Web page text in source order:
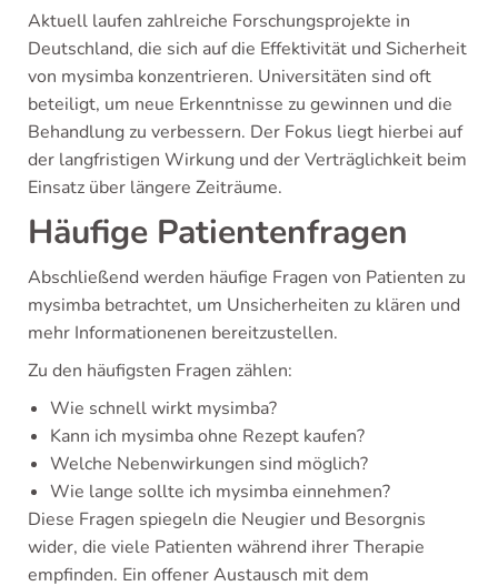
Aktuell laufen zahlreiche Forschungsprojekte in
Deutschland, die sich auf die Effektivität und Sicherheit
von mysimba konzentrieren. Universitäten sind oft
beteiligt, um neue Erkenntnisse zu gewinnen und die
Behandlung zu verbessern. Der Fokus liegt hierbei auf
der langfristigen Wirkung und der Verträglichkeit beim
Einsatz über längere Zeiträume.
Häufige Patientenfragen
Abschließend werden häufige Fragen von Patienten zu
mysimba betrachtet, um Unsicherheiten zu klären und
mehr Informationenen bereitzustellen.
Zu den häufigsten Fragen zählen:
Wie schnell wirkt mysimba?
Kann ich mysimba ohne Rezept kaufen?
Welche Nebenwirkungen sind möglich?
Wie lange sollte ich mysimba einnehmen?
Diese Fragen spiegeln die Neugier und Besorgnis
wider, die viele Patienten während ihrer Therapie
empfinden. Ein offener Austausch mit dem